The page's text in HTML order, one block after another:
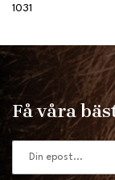
1031
Få våra